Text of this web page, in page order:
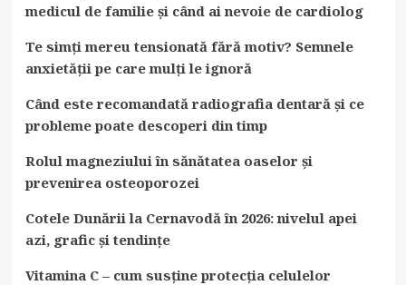
medicul de familie și când ai nevoie de cardiolog
Te simți mereu tensionată fără motiv? Semnele
anxietății pe care mulți le ignoră
Când este recomandată radiografia dentară și ce
probleme poate descoperi din timp
Rolul magneziului în sănătatea oaselor și
prevenirea osteoporozei
Cotele Dunării la Cernavodă în 2026: nivelul apei
azi, grafic și tendințe
Vitamina C – cum susține protecția celulelor